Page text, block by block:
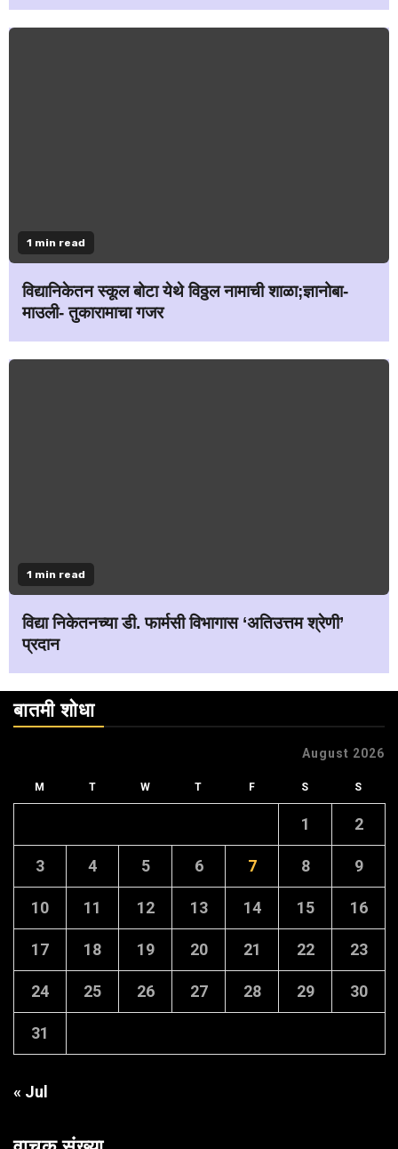
1 min read
विद्यानिकेतन स्कूल बोटा येथे विठ्ठल नामाची शाळा;ज्ञानोबा-
माउली- तुकारामाचा गजर
1 min read
विद्या निकेतनच्या डी. फार्मसी विभागास ‘अतिउत्तम श्रेणी’
प्रदान
बातमी शोधा
August 2026
M T W T F S S
1 2
3 4 5 6 7 8 9
10 11 12 13 14 15 16
17 18 19 20 21 22 23
24 25 26 27 28 29 30
31
« Jul